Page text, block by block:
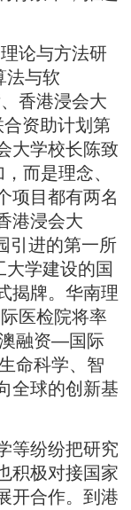
论与方法研
法与软
香港浸会大
合资助计划第
大学校长陈致
而是理念、
项目都有两名
港浸会大
引进的第一所
大学建设的国
揭牌。华南理
医检院将率
融资—国际
命科学、智
全球的创新基
纷纷把研究
积极对接国家
开合作。到港